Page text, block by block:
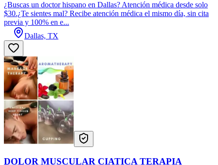
¿Buscas un doctor hispano en Dallas? Atención médica desde solo
$30.¿Te sientes mal? Recibe atención médica el mismo día, sin cita
previa y 100% en e...
Dallas, TX
DOLOR MUSCULAR CIATICA TERAPIA